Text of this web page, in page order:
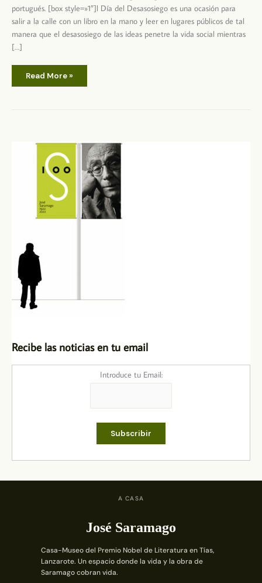
portugués. [box style=»1″]l Día del Desasosiego es una ocasión para
salir a la calle con un libro en la mano y leer en lugares públicos de tal
manera que el desasosiego de las ideas penetre la vida social mientras
[…]
16N
Read More »
Recibe las noticias en tu email
Introduce tu Email:
A CASA
José Saramago
Casa-Museo del Premio Nobel de Literatura en Tías,
Lanzarote. Un espacio donde la vida y la obra de
Saramago cobran vida.